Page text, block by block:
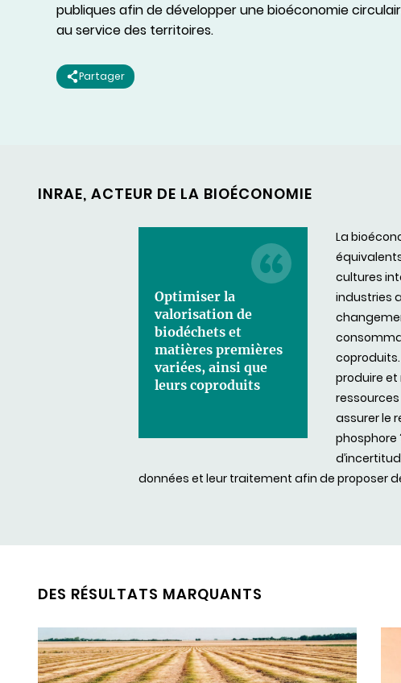
publiques afin de développer une bioéconomie
au service des territoires.
Partager
INRAE, ACTEUR DE LA BIOÉCONOMIE
Optimiser la
valorisation de
biodéchets et
matières premières
variées, ainsi que
leurs coproduits
La
cultures
industries
produire
assurer le
phosphore
données et leur traitement afin de proposer
DES RÉSULTATS MARQUANTS